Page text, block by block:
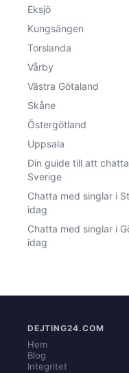
Eksjö
Kungsängen
Torslanda
Vårby
Västra Götaland
Skåne
Östergötland
Uppsala
Din guide till att
Sverige
Chatta med singlar i
idag
Chatta med singlar i
idag
DEJTING24.COM
Hem
Blog
Integritet